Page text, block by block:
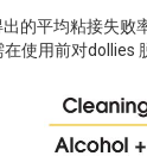
的平均粘接失败
使用前对dollies